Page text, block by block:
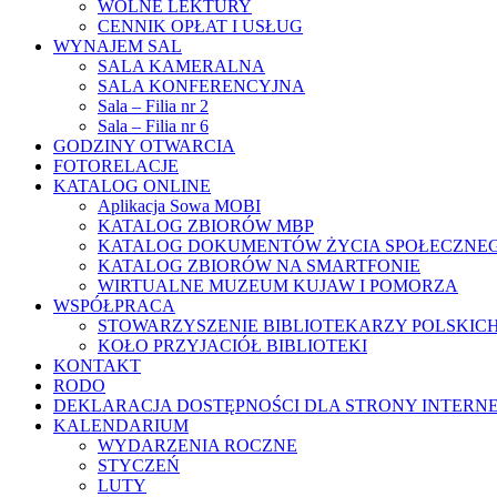
WOLNE LEKTURY
CENNIK OPŁAT I USŁUG
WYNAJEM SAL
SALA KAMERALNA
SALA KONFERENCYJNA
Sala – Filia nr 2
Sala – Filia nr 6
GODZINY OTWARCIA
FOTORELACJE
KATALOG ONLINE
Aplikacja Sowa MOBI
KATALOG ZBIORÓW MBP
KATALOG DOKUMENTÓW ŻYCIA
KATALOG ZBIORÓW NA SMARTFONIE
WIRTUALNE MUZEUM KUJAW I POMORZA
WSPÓŁPRACA
STOWARZYSZENIE BIBLIOTEKARZY
KOŁO PRZYJACIÓŁ BIBLIOTEKI
KONTAKT
RODO
DEKLARACJA DOSTĘPNOŚCI DLA STRONY
KALENDARIUM
WYDARZENIA ROCZNE
STYCZEŃ
LUTY